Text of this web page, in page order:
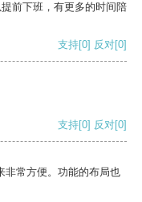
前下班，有更多的时间陪
支持[0] 反对[0]
支持[0] 反对[0]
非常方便。功能的布局也